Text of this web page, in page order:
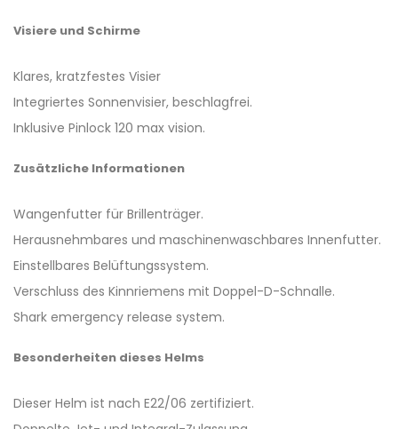
Visiere und Schirme
Klares, kratzfestes Visier
Integriertes Sonnenvisier, beschlagfrei.
Inklusive Pinlock 120 max vision.
Zusätzliche Informationen
Wangenfutter für Brillenträger.
Herausnehmbares und maschinenwaschbares Innenfutter.
Einstellbares Belüftungssystem.
Verschluss des Kinnriemens mit Doppel-D-Schnalle.
Shark emergency release system.
Besonderheiten dieses Helms
Dieser Helm ist nach E22/06 zertifiziert.